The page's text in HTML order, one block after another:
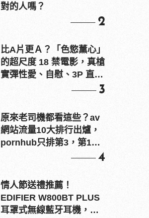
對的人嗎？
2
比A片更Ａ？「色慾薰心」
的超尺度 18 禁電影，真槍
實彈性愛、自慰、3P 直接
3
原來老司機都看這些？av
網站流量10大排行出爐，
pornhub只排第3，第1名
4
情人節送禮推薦！
EDIFIER W800BT PLUS
耳罩式無線藍牙耳機，在